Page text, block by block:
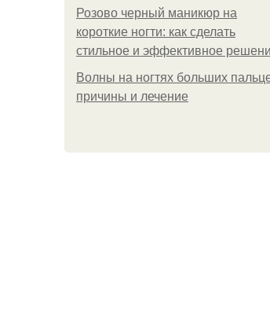
Розово черный маникюр на
короткие ногти: как сделать
стильное и эффективное
Волны на ногтях больших
причины и лечение